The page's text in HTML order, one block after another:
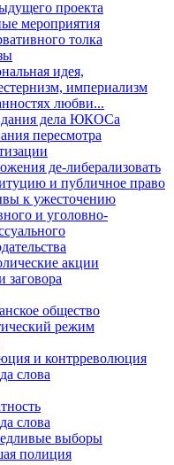
проекта
мероприятия
толка
идея,
империализм
любви...
дела ЮКОСа
пересмотра
де-либерализовать
и публичное право
к ужесточению
и уголовно-
акции
заговора
общество
режим
и контрреволюция
слова
слова
выборы
полиция